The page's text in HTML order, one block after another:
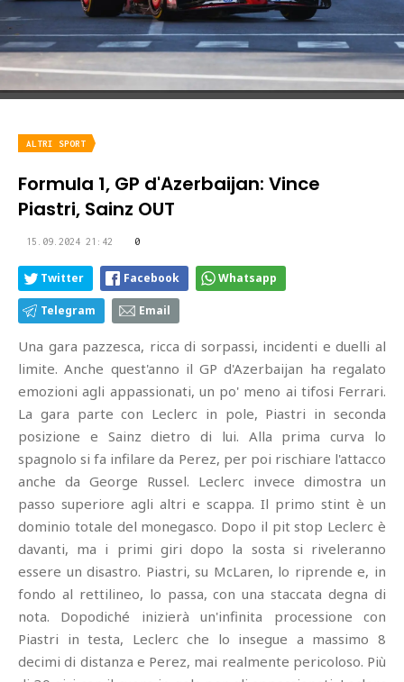
ALTRI SPORT
Formula 1, GP d'Azerbaijan: Vince
Piastri, Sainz OUT
15.09.2024 21:42 0
Twitter Facebook Whatsapp
Telegram Email
Una gara pazzesca, ricca di sorpassi, incidenti e duelli al
limite. Anche quest'anno il GP d'Azerbaijan ha regalato
emozioni agli appassionati, un po' meno ai tifosi Ferrari.
La gara parte con Leclerc in pole, Piastri in seconda
posizione e Sainz dietro di lui. Alla prima curva lo
spagnolo si fa infilare da Perez, per poi rischiare l'attacco
anche da George Russel. Leclerc invece dimostra un
passo superiore agli altri e scappa. Il primo stint è un
dominio totale del monegasco. Dopo il pit stop Leclerc è
davanti, ma i primi giri dopo la sosta si riveleranno
essere un disastro. Piastri, su McLaren, lo riprende e, in
fondo al rettilineo, lo passa, con una staccata degna di
nota. Dopodiché inizierà un'infinita processione con
Piastri in testa, Leclerc che lo insegue a massimo 8
decimi di distanza e Perez, mai realmente pericoloso. Più